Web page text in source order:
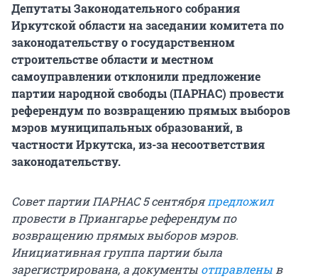
Депутаты Законодательного собрания
Иркутской области на заседании комитета по
законодательству о государственном
строительстве области и местном
самоуправлении отклонили предложение
партии народной свободы (ПАРНАС) провести
референдум по возвращению прямых выборов
мэров муниципальных образований, в
частности Иркутска, из-за несоответствия
законодательству.
Совет партии ПАРНАС 5 сентябряпредложил
провести в Приангарье референдум по
возвращению прямых выборов мэров.
Инициативная группа партии была
зарегистрирована, а документы отправлены в